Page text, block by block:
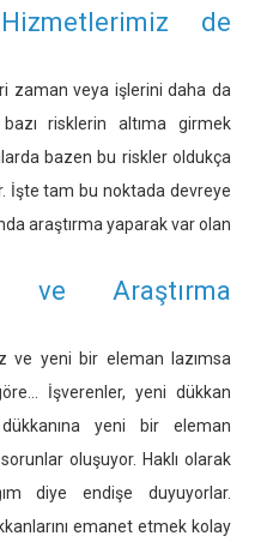
de
zaman veya işlerini daha da
risklerin altıma girmek
bazen bu riskler oldukça
İşte tam bu noktada devreye
araştırma yaparak var olan
ve Araştırma
ve yeni bir eleman lazımsa
İşverenler, yeni dükkan
yeni bir eleman
oluşuyor. Haklı olarak
diye endişe duyuyorlar.
emanet etmek kolay